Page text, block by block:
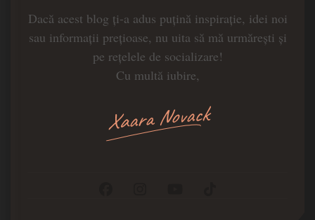
Dacă acest blog ți-a adus puțină inspirație, idei noi
sau informații prețioase, nu uita să mă urmărești și
pe rețelele de socializare!
Cu multă iubire,
Xaara Novack